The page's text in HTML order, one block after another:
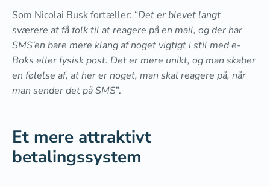
Som Nicolai Busk fortæller: “Det er blevet langt
sværere at få folk til at reagere på en mail, og der har
SMS’en bare mere klang af noget vigtigt i stil med e-
Boks eller fysisk post. Det er mere unikt, og man skaber
en følelse af, at her er noget, man skal reagere på, når
man sender det på SMS”.
Et mere attraktivt
betalingssystem